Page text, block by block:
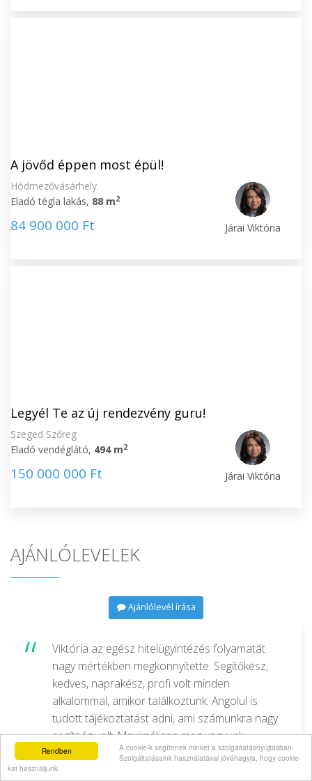
Rendben
A cookie-k segítenek minket a szolgáltatásnyújtásban.
Szolgáltatásaink használatával jóváhagyja, hogy cookie-
kat használjunk.
A jövőd éppen most épül!
Hódmezővásárhely
Eladó tégla lakás, 88 m2
84 900 000 Ft Járai Viktória
Legyél Te az új rendezvény guru!
Szeged Szőreg
Eladó vendéglátó, 494 m2
150 000 000 Ft Járai Viktória
AJÁNLÓLEVELEK
Ajánlólevél írása
Viktória az egész hitelügyintézés folyamatát
nagy mértékben megkönnyítette. Segítőkész,
kedves, naprakész, profi volt minden
alkalommal, amikor találkoztunk. Angolul is
tudott tájékoztatást adni, ami számunkra nagy
segítség volt. Maximálisan meg vagyunk
elégedve a munkájával, köszönjük szépen!